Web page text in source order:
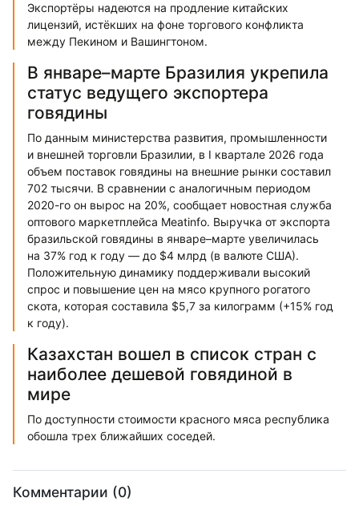
Экспортёры надеются на продление китайских
лицензий, истёкших на фоне торгового конфликта
между Пекином и Вашингтоном.
В январе–марте Бразилия укрепила
статус ведущего экспортера
говядины
По данным министерства развития, промышленности
и внешней торговли Бразилии, в I квартале 2026 года
объем поставок говядины на внешние рынки составил
702 тысячи. В сравнении с аналогичным периодом
2020-го он вырос на 20%, сообщает новостная служба
оптового маркетплейса Meatinfo. Выручка от экспорта
бразильской говядины в январе–марте увеличилась
на 37% год к году — до $4 млрд (в валюте США).
Положительную динамику поддерживали высокий
спрос и повышение цен на мясо крупного рогатого
скота, которая составила $5,7 за килограмм (+15% год
к году).
Казахстан вошел в список стран с
наиболее дешевой говядиной в
мире
По доступности стоимости красного мяса республика
обошла трех ближайших соседей.
Комментарии (0)